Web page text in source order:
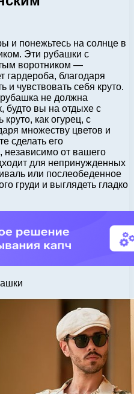
и понежьтесь на солнце в
Эти рубашки с
воротником —
гардероба, благодаря
и чувствовать себя круто.
не должна
будто вы на отдыхе с
как огурец, с
множеству цветов и
сделать его
от вашего
для непринужденных
или послеобеденное
груди и выглядеть гладко